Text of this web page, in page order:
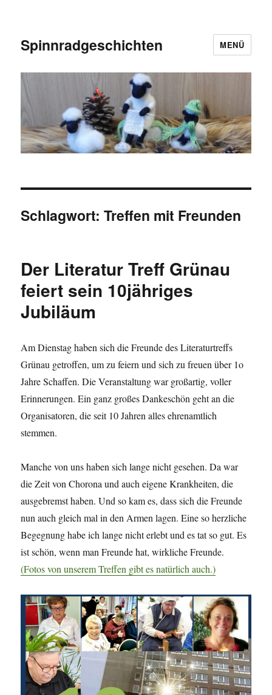
Spinnradgeschichten MENÜ
Schlagwort:Treffen mit Freunden
Der Literatur Treff Grünau
feiert sein 10jähriges
Jubiläum
Am Dienstag haben sich die Freunde des Literaturtreffs
Grünau getroffen, um zu feiern und sich zu freuen über 1o
Jahre Schaffen. Die Veranstaltung war großartig, voller
Erinnerungen. Ein ganz großes Dankeschön geht an die
Organisatoren, die seit 10 Jahren alles ehrenamtlich
stemmen.
Manche von uns haben sich lange nicht gesehen. Da war
die Zeit von Chorona und auch eigene Krankheiten, die
ausgebremst haben. Und so kam es, dass sich die Freunde
nun auch gleich mal in den Armen lagen. Eine so herzliche
Begegnung habe ich lange nicht erlebt und es tat so gut. Es
ist schön, wenn man Freunde hat, wirkliche Freunde.
(Fotos von unserem Treffen gibt es natürlich auch.)